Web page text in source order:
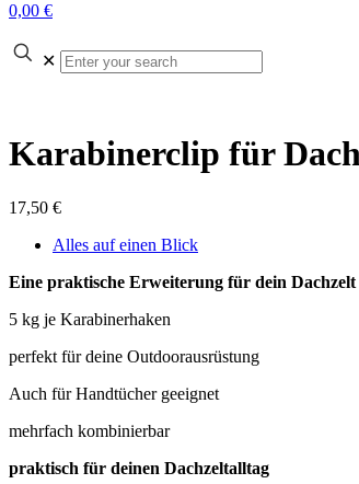
0,00 €
✕
Karabinerclip für
17,50 €
Alles auf einen Blick
Eine praktische Erweiterung für dein Dachzelt
5 kg je Karabinerhaken
perfekt für deine Outdoorausrüstung
Auch für Handtücher geeignet
mehrfach kombinierbar
praktisch für deinen Dachzeltalltag